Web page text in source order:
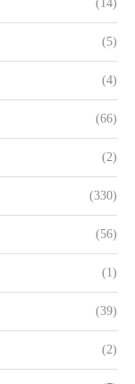
(14)
(5)
(4)
(66)
(2)
(330)
(56)
(1)
(39)
(2)